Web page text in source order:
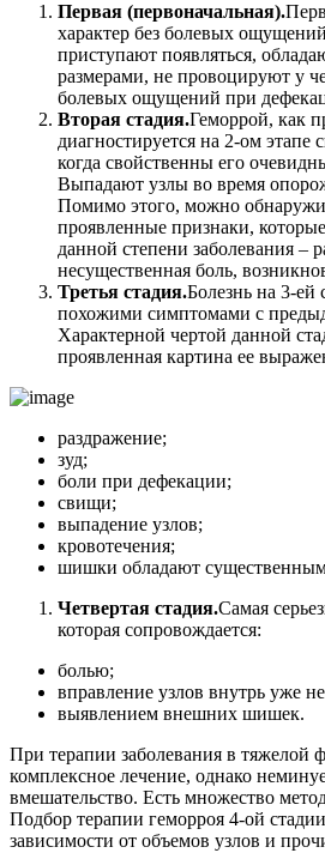
Первая (первоначальная).
характер без болевых
приступают появляться,
размерами, не провоцируют у
болевых ощущений при
Вторая стадия.Геморрой, как
диагностируется на 2-ом этапе
когда свойственны его
Выпадают узлы во время
Помимо этого, можно
проявленные признаки,
данной степени заболевания –
несущественная боль,
Третья стадия.Болезнь на 3-ей
похожими симптомами с
Характерной чертой данной
проявленная картина ее
раздражение;
зуд;
боли при дефекации;
свищи;
выпадение узлов;
кровотечения;
шишки обладают
Четвертая стадия.Самая
которая сопровождается:
болью;
вправление узлов внутрь уже
выявлением внешних шишек.
При терапии заболевания в тяжелой
комплексное лечение, однако
вмешательство. Есть множество
Подбор терапии геморроя 4-ой
зависимости от объемов узлов и